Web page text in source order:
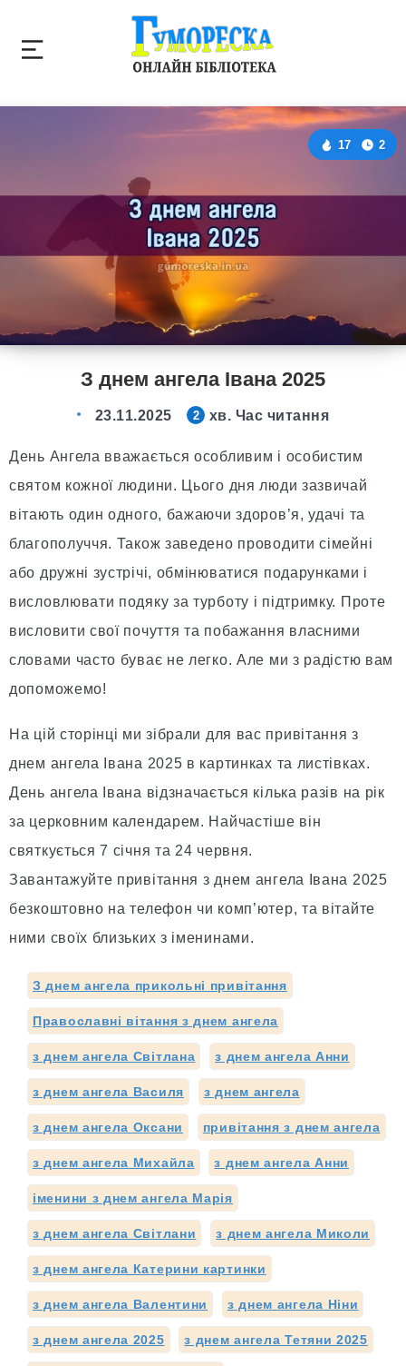
З днем ангела Івана 2025
17 2
23.11.2025 2 хв. Час читання
День Ангела вважається особливим і особистим
святом кожної людини. Цього дня люди зазвичай
вітають один одного, бажаючи здоров’я, удачі та
благополуччя. Також заведено проводити сімейні
або дружні зустрічі, обмінюватися подарунками і
висловлювати подяку за турботу і підтримку. Проте
висловити свої почуття та побажання власними
словами часто буває не легко. Але ми з радістю вам
допоможемо!
На цій сторінці ми зібрали для вас привітання з
днем ангела Івана 2025 в картинках та листівках.
День ангела Івана відзначається кілька разів на рік
за церковним календарем. Найчастіше він
святкується 7 січня та 24 червня.
Завантажуйте привітання з днем ангела Івана 2025
безкоштовно на телефон чи комп’ютер, та вітайте
ними своїх близьких з іменинами.
З днем ангела прикольні привітання
Православні вітання з днем ангела
з днем ангела Світлана з днем ангела Анни
з днем ангела Василя з днем ангела
з днем ангела Оксани привітання з днем ангела
з днем ангела Михайла з днем ангела Анни
іменини з днем ангела Марія
з днем ангела Світлани з днем ангела Миколи
з днем ангела Катерини картинки
з днем ангела Валентини з днем ангела Ніни
з днем ангела 2025 з днем ангела Тетяни 2025